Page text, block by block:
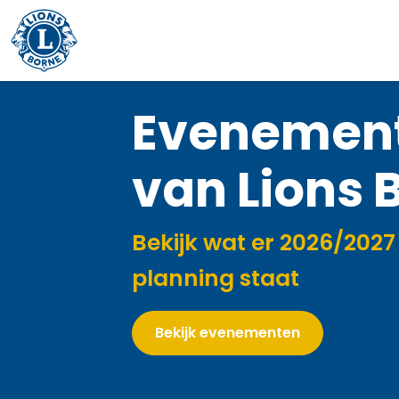
van Lions
Bekijk wat er 2026/
planning staat
Bekijk evenementen